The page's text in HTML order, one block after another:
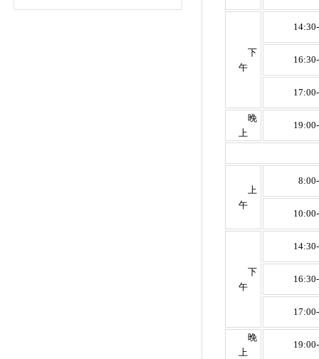
下
午
晚
上
上
午
下
午
晚
上